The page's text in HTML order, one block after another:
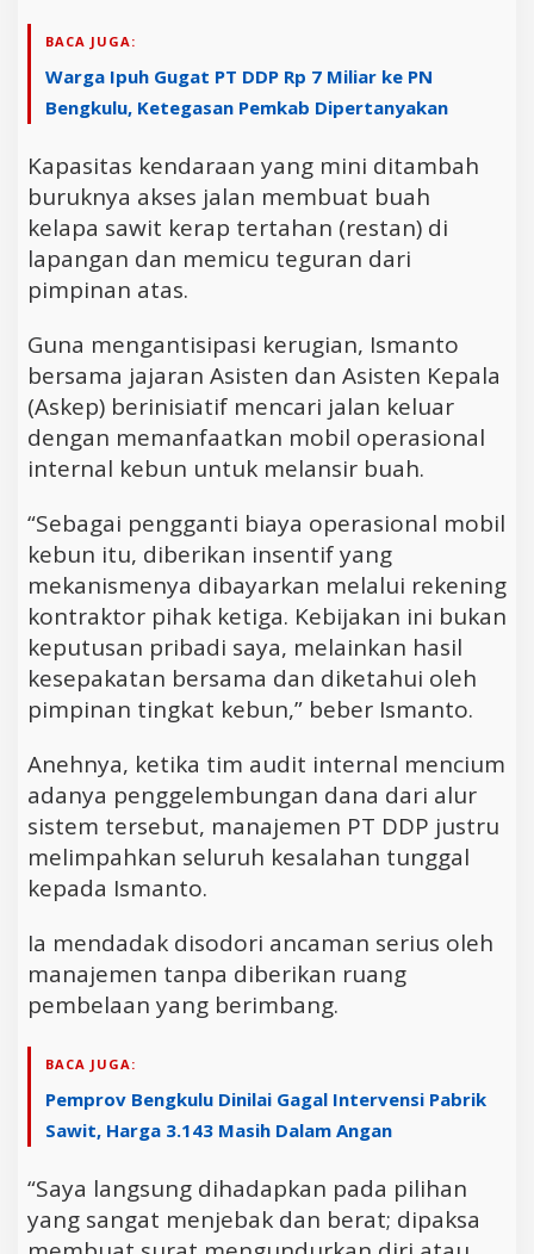
BACA JUGA:
Warga Ipuh Gugat PT DDP Rp 7 Miliar ke PN
Bengkulu, Ketegasan Pemkab Dipertanyakan
Kapasitas kendaraan yang mini ditambah
buruknya akses jalan membuat buah
kelapa sawit kerap tertahan (restan) di
lapangan dan memicu teguran dari
pimpinan atas.
Guna mengantisipasi kerugian, Ismanto
bersama jajaran Asisten dan Asisten Kepala
(Askep) berinisiatif mencari jalan keluar
dengan memanfaatkan mobil operasional
internal kebun untuk melansir buah.
“Sebagai pengganti biaya operasional mobil
kebun itu, diberikan insentif yang
mekanismenya dibayarkan melalui rekening
kontraktor pihak ketiga. Kebijakan ini bukan
keputusan pribadi saya, melainkan hasil
kesepakatan bersama dan diketahui oleh
pimpinan tingkat kebun,” beber Ismanto.
Anehnya, ketika tim audit internal mencium
adanya penggelembungan dana dari alur
sistem tersebut, manajemen PT DDP justru
melimpahkan seluruh kesalahan tunggal
kepada Ismanto.
Ia mendadak disodori ancaman serius oleh
manajemen tanpa diberikan ruang
pembelaan yang berimbang.
BACA JUGA:
Pemprov Bengkulu Dinilai Gagal Intervensi Pabrik
Sawit, Harga 3.143 Masih Dalam Angan
“Saya langsung dihadapkan pada pilihan
yang sangat menjebak dan berat; dipaksa